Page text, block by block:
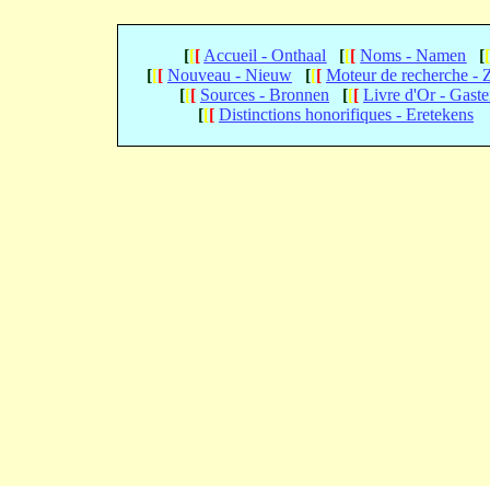
[[[ Accueil - Onthaal [[[ Noms - Namen [[
[[[ Nouveau - Nieuw [[[ Moteur de recherche -
[[[ Sources - Bronnen [[[ Livre d'Or -
[[[ Distinctions honorifiques - Eretekens